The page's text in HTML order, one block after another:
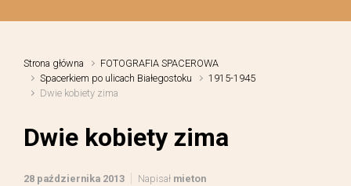
Strona główna
FOTOGRAFIA SPACEROWA
Spacerkiem po ulicach Białegostoku
1915-1945
Dwie kobiety zima
Dwie kobiety zima
28 października 2013 Napisał mieton